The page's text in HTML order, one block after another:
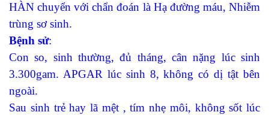
HÀN chuyển với chẩn đoán là Hạ đường máu, Nhiễm
trùng sơ sinh.
Bệnh sử:
Con so, sinh thường, đủ tháng, cân nặng lúc sinh
3.300gam. APGAR lúc sinh 8, không có dị tật bên
ngoài.
Sau sinh trẻ hay lã mệt , tím nhẹ môi, không sốt lúc